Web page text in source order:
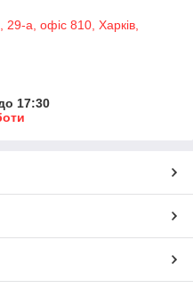
29-а, офіс 810, Харків,
17:30